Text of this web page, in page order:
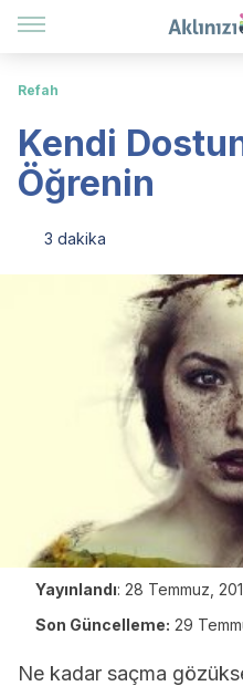
Refah
Kendi
Öğrenin
3 dakika
Yayınlandı: 28 Temmuz,
Son Güncelleme: 29
Ne kadar saçma